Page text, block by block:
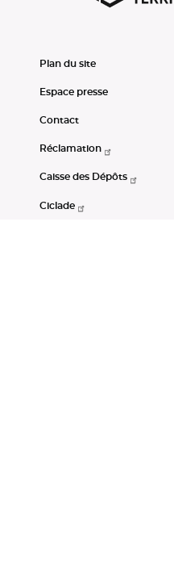
Plan du site
Espace presse
Contact
Réclamation
Caisse des Dépôts
Ciclade